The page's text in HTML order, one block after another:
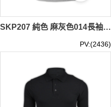
SKP207 純色 麻灰色014長袖男裝Polo恤 1AD01 訂做運動純色polo恤 polo恤專門店 polo恤廠家 Polo恤價格
PV:(2436)